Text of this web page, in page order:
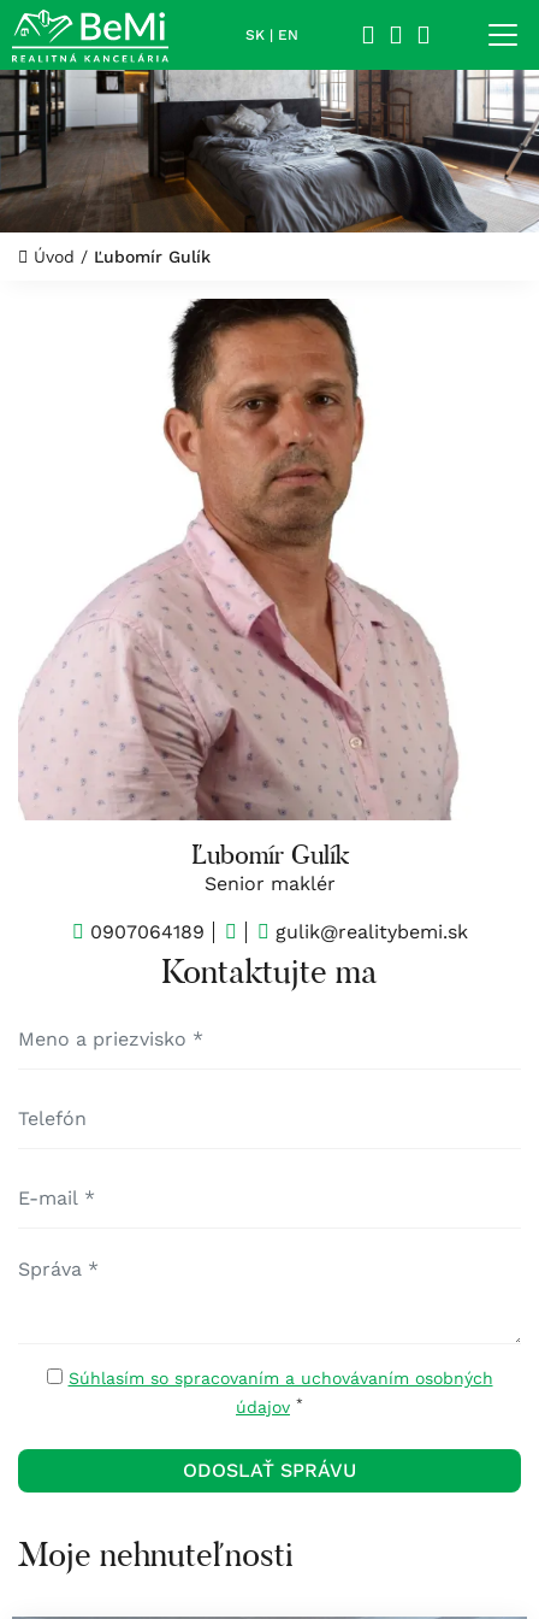
SK | EN
Úvod / Ľubomír Gulík
Ľubomír Gulík
Senior maklér
0907064189 gulik@realitybemi.sk
Kontaktujte ma
Súhlasím so spracovaním a uchovávaním osobných
údajov *
Moje nehnuteľnosti